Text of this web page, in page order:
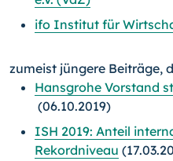
ifo Institut für
zumeist jüngere Beiträge,
Hansgrohe Vorstand
(06.10.2019)
ISH 2019: Anteil
Rekordniveau